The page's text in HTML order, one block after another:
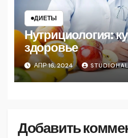
ДИЕТЫ
Нутрициология:
здоровье
АПР 16, 2024
Добавить